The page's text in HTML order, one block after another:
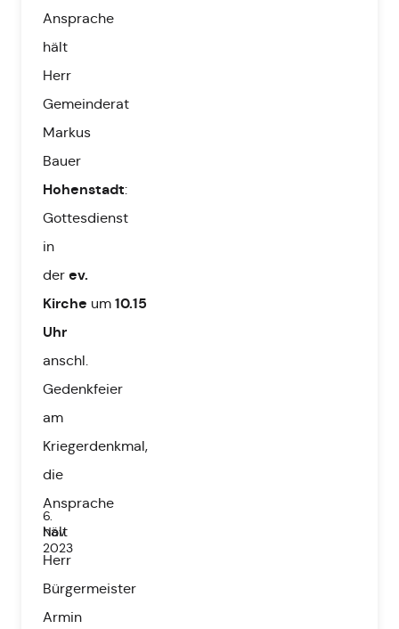
6.
Nov.
2023
Ansprache
hält
Herr
Gemeinderat
Markus
Bauer
Hohenstadt:
Gottesdienst
in
der ev.
Kirche um 10.15
Uhr
anschl.
Gedenkfeier
am
Kriegerdenkmal,
die
Ansprache
hält
Herr
Bürgermeister
Armin